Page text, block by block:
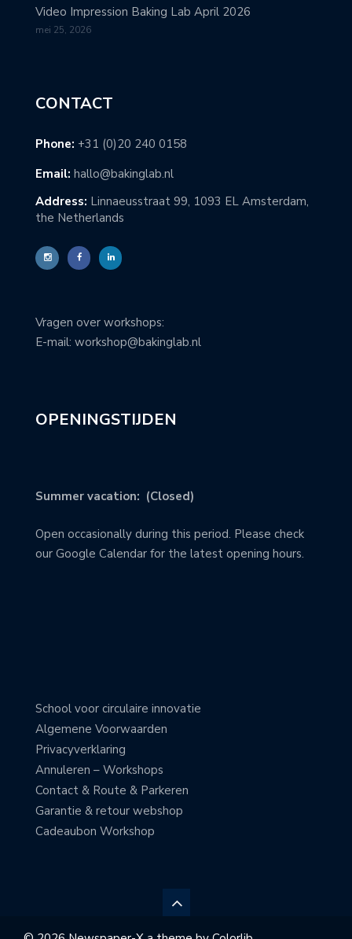
Video Impression Baking Lab April 2026
mei 25, 2026
CONTACT
Phone: +31 (0)20 240 0158
Email: hallo@bakinglab.nl
Address: Linnaeusstraat 99, 1093 EL Amsterdam,
the Netherlands
Vragen over workshops:
E-mail: workshop@bakinglab.nl
OPENINGSTIJDEN
Summer vacation: (Closed)
Open occasionally during this period. Please check
our Google Calendar for the latest opening hours.
School voor circulaire innovatie
Algemene Voorwaarden
Privacyverklaring
Annuleren – Workshops
Contact & Route & Parkeren
Garantie & retour webshop
Cadeaubon Workshop